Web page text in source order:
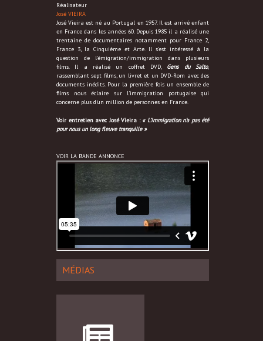
Réalisateur
José VIEIRA
José Vieira est né au Portugal en 1957. Il est arrivé enfant
en France dans les années 60. Depuis 1985 il a réalisé une
trentaine de documentaires notamment pour France 2,
France 3, la Cinquième et Arte. Il s'est intéressé à la
question de l'émigration/immigration dans plusieurs
films. Il a réalisé un coffret DVD, Gens du Salto,
rassemblant sept films, un livret et un DVD-Rom avec des
documents inédits. Pour la première fois un ensemble de
films nous éclaire sur l'immigration portugaise qui
concerne plus d'un million de personnes en France.
Voir entretien avec José Vieira : « L’immigration n’a pas été
pour nous un long fleuve tranquille »
VOIR LA BANDE ANNONCE
MÉDIAS